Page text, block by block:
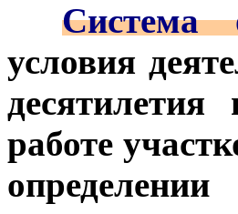
Система
условия
работе